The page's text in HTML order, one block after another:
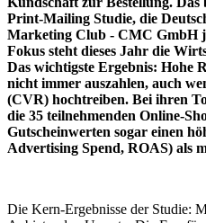
Print-Mailing Studie, die
Marketing Club - CMC GmbH
Fokus steht dieses Jahr die
Das wichtigste Ergebnis: Hohe
nicht immer auszahlen, auch
(CVR) hochtreiben. Bei ihren
die 35 teilnehmenden Online-
Gutscheinwerten sogar einen
Advertising Spend, ROAS) als
Die Kern-Ergebnisse der Studie: